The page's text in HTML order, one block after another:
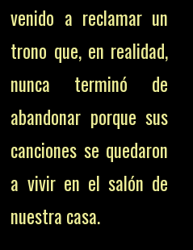
venido a reclamar un
trono que, en realidad,
nunca terminó de
abandonar porque sus
canciones se quedaron
a vivir en el salón de
nuestra casa.